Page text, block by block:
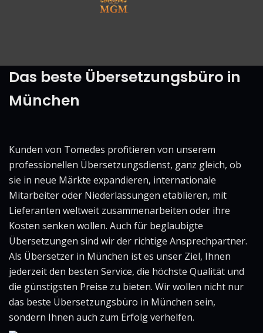
Das beste Übersetzungsbüro in
München
Kunden von Tomedes profitieren von unserem
professionellen Übersetzungsdienst, ganz gleich, ob
sie in neue Märkte expandieren, internationale
Mitarbeiter oder Niederlassungen etablieren, mit
Lieferanten weltweit zusammenarbeiten oder ihre
Kosten senken wollen. Auch für beglaubigte
Übersetzungen sind wir der richtige Ansprechpartner.
Als Übersetzer in München ist es unser Ziel, Ihnen
jederzeit den besten Service, die höchste Qualität und
die günstigsten Preise zu bieten. Wir wollen nicht nur
das beste Übersetzungsbüro in München sein,
sondern Ihnen auch zum Erfolg verhelfen.